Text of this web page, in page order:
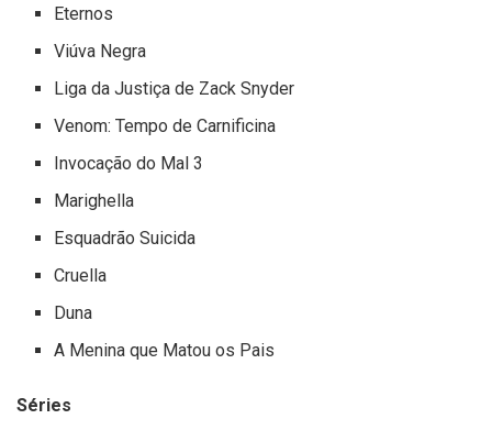
Eternos
Viúva Negra
Liga da Justiça de Zack Snyder
Venom: Tempo de Carnificina
Invocação do Mal 3
Marighella
Esquadrão Suicida
Cruella
Duna
A Menina que Matou os Pais
Séries